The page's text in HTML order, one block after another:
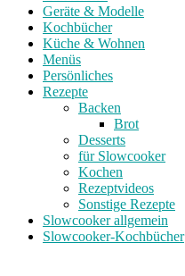
Geräte & Modelle
Kochbücher
Küche & Wohnen
Menüs
Persönliches
Rezepte
Backen
Brot
Desserts
für Slowcooker
Kochen
Rezeptvideos
Sonstige Rezepte
Slowcooker allgemein
Slowcooker-Kochbücher